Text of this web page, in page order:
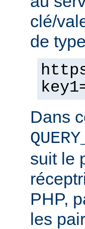
clé/
de
Dans
suit le
PHP,
les